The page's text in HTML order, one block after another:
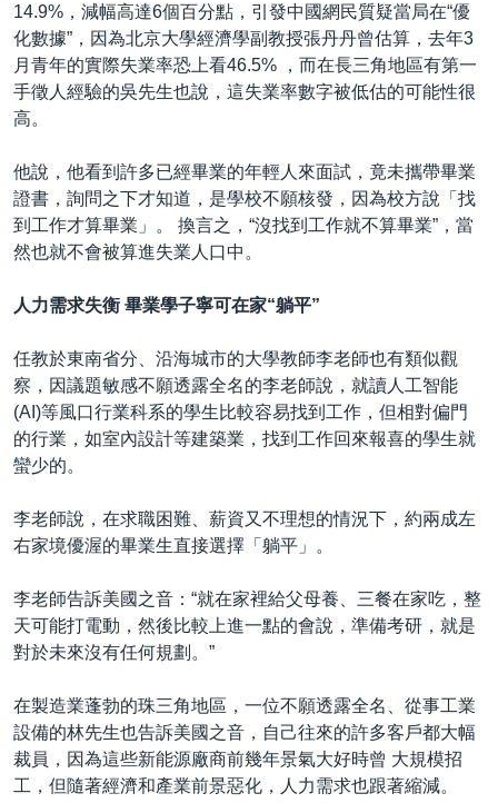
14.9%，減幅高達6個百分點，引發中國網民質疑當局在“優
化數據”，因為北京大學經濟學副教授張丹丹曾估算，去年3
月青年的實際失業率恐上看46.5% ，而在長三角地區有第一
手徵人經驗的吳先生也說，這失業率數字被低估的可能性很
高。
他說，他看到許多已經畢業的年輕人來面試，竟未攜帶畢業
證書，詢問之下才知道，是學校不願核發，因為校方說「找
到工作才算畢業」。 換言之，“沒找到工作就不算畢業”，當
然也就不會被算進失業人口中。
人力需求失衡 畢業學子寧可在家“躺平”
任教於東南省分、沿海城市的大學教師李老師也有類似觀
察，因議題敏感不願透露全名的李老師說，就讀人工智能
(AI)等風口行業科系的學生比較容易找到工作，但相對偏門
的行業，如室內設計等建築業，找到工作回來報喜的學生就
蠻少的。
李老師說，在求職困難、薪資又不理想的情況下，約兩成左
右家境優渥的畢業生直接選擇「躺平」。
李老師告訴美國之音：“就在家裡給父母養、三餐在家吃，整
天可能打電動，然後比較上進一點的會說，準備考研，就是
對於未來沒有任何規劃。”
在製造業蓬勃的珠三角地區，一位不願透露全名、從事工業
設備的林先生也告訴美國之音，自己往來的許多客戶都大幅
裁員，因為這些新能源廠商前幾年景氣大好時曾 大規模招
工，但隨著經濟和產業前景惡化，人力需求也跟著縮減。